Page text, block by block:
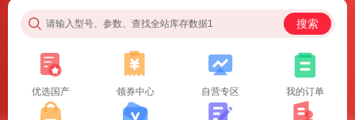
请输入型号、参数、查找全站库存数据1 搜索
优选国产 领券中心 自营专区 我的订单